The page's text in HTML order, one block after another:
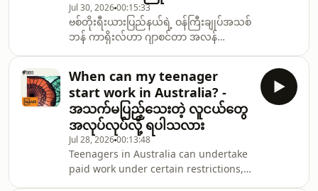
Jul 30, 202600:15:33
ဗစ်တိုးရီးယားပြည်နယ်ရဲ့ ဝန်ကြီးချုပ်အသစ်
ဘန် ကာရိုးလ်ဟာ ဂျာစင်တာ အလန်
နောက်၊ လေဘာပါတီရဲ့ ကျဆင်းနေတဲ့
မျက်နှာပန်းကို ပြန်လည် ဆယ်တင်ဖို့အတွက်
လေးလအချိန် ရရှိထားပါတယ်။
When can my teenager
start work in Australia? -
အသက်မပြည့်သေးတဲ့ လူငယ်တွေ
အလုပ်လုပ်လို့ ရပါသလား
Jul 28, 202600:13:48
Teenagers in Australia can undertake
paid work under certain restrictions,